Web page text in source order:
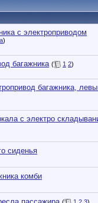
с электроприводом
)
багажника ( 1 2)
багажника,
с электро
сиденья
комби